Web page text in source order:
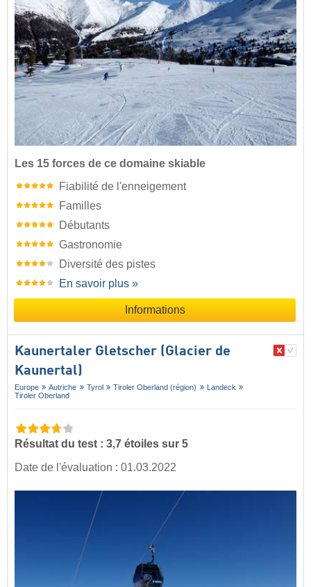
Les 15 forces de ce domaine skiable
Fiabilité de l'enneigement
Familles
Débutants
Gastronomie
Diversité des pistes
En savoir plus »
Informations
Kaunertaler Gletscher (Glacier de
Kaunertal)
Europe Autriche Tyrol Tiroler Oberland (région)
Landeck
Tiroler Oberland
Résultat du test : 3,7 étoiles sur 5
Date de l'évaluation : 01.03.2022